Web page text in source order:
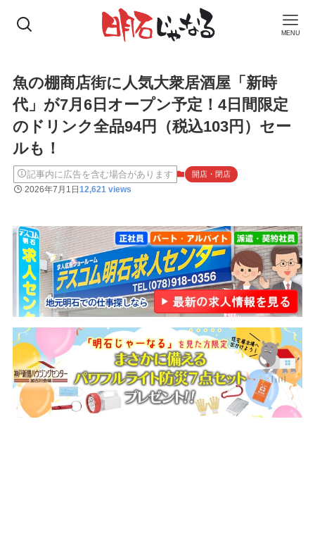
MENU
魚の棚商店街に人気大衆居酒屋「新時
代」が7月6日オープン予定！4日間限定
のドリンク全品94円（税込103円）セー
ルも！
記事内に広告を含む場合があります 開店・閉店
2026年7月1日12,621 views